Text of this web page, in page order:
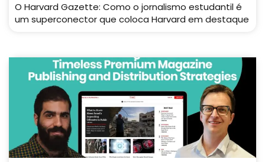
O Harvard Gazette: Como o jornalismo estudantil é
um superconector que coloca Harvard em destaque